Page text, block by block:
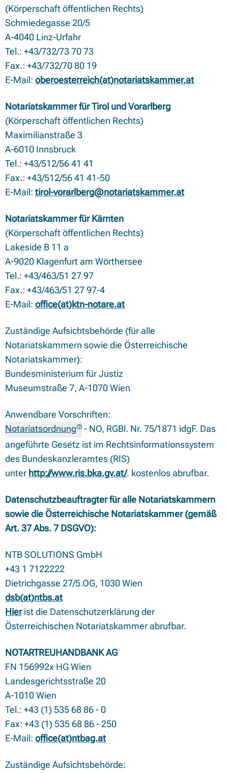
(Körperschaft öffentlichen Rechts)
Schmiedegasse 20/5
A-4040 Linz-Urfahr
Tel.: +43/732/73 70 73
Fax.: +43/732/70 80 19
E-Mail: oberoesterreich(at)notariatskammer.at
Notariatskammer für Tirol und Vorarlberg
(Körperschaft öffentlichen Rechts)
Maximilianstraße 3
A-6010 Innsbruck
Tel.: +43/512/56 41 41
Fax.: +43/512/56 41 41-50
E-Mail: tirol-vorarlberg@notariatskammer.at
Notariatskammer für Kärnten
(Körperschaft öffentlichen Rechts)
Lakeside B 11 a
A-9020 Klagenfurt am Wörthersee
Tel.: +43/463/51 27 97
Fax.: +43/463/51 27 97-4
E-Mail: office(at)ktn-notare.at
Zuständige Aufsichtsbehörde (für alle
Notariatskammern sowie die Österreichische
Notariatskammer):
Bundesministerium für Justiz
Museumstraße 7, A-1070 Wien
Anwendbare Vorschriften:
Notariatsordnung
- NO, RGBl. Nr. 75/1871 idgF. Das
angeführte Gesetz ist im Rechtsinformationssystem
des Bundeskanzleramtes (RIS)
unter http://www.ris.bka.gv.at/. kostenlos abrufbar.
Datenschutzbeauftragter für alle Notariatskammern
sowie die Österreichische Notariatskammer (gemäß
Art. 37 Abs. 7 DSGVO):
NTB SOLUTIONS GmbH
+43 1 7122222
Dietrichgasse 27/5.OG, 1030 Wien
dsb(at)ntbs.at
Hierist die Datenschutzerklärung der
Österreichischen Notariatskammer abrufbar.
NOTARTREUHANDBANK AG
FN 156992x HG Wien
Landesgerichtsstraße 20
A-1010 Wien
Tel.: +43 (1) 535 68 86 - 0
Fax: +43 (1) 535 68 86 - 250
E-Mail: office(at)ntbag.at
Zuständige Aufsichtsbehörde: